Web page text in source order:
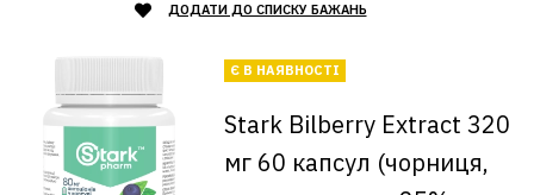
ДОДАТИ ДО СПИСКУ БАЖАНЬ
Є В НАЯВНОСТІ
Stark Bilberry Extract 320
мг 60 капсул (чорниця,